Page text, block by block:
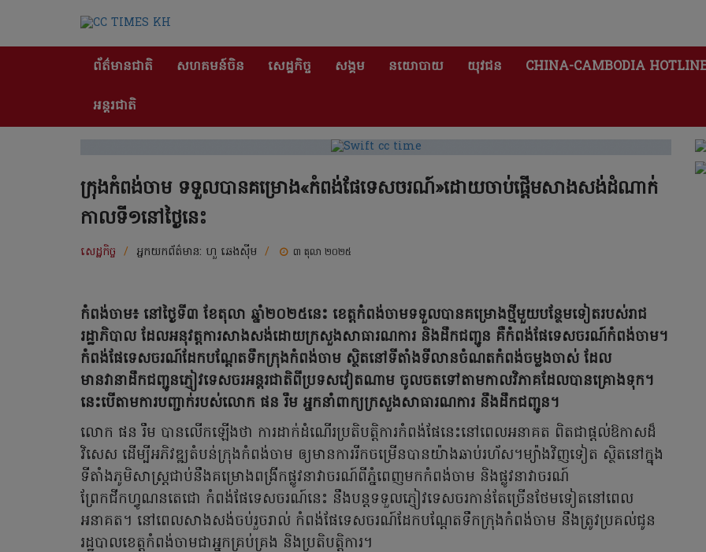
ព័ត៌មានជាតិ សហគមន៍ចិន សេដ្ឋកិច្ច សង្គម នយោបាយ យុវជន CHINA-CAMBODIA
អន្តរជាតិ
ក្រុងកំពង់ចាម ទទួលបានគម្រោង«កំពង់ផែទេសចរណ៍»ដោយចាប់ផ្តើមសាងសង់ដំណាក់
កាលទី១នៅថ្ងៃនេះ
សេដ្ឋកិច្ច / អ្នកយកព័ត៌មាន: ហួ ឆេងស៊ីម / ៣ តុលា ២០២៥
កំពង់ចាម៖ នៅថ្ងៃទី៣ ខែតុលា ឆ្នាំ២០២៥នេះ ខេត្តកំពង់ចាមទទួលបានគម្រោងថ្មីមួយបន្ថែមទៀតរបស់រាជ
រដ្ឋាភិបាល ដែលអនុវត្តការសាងសង់ដោយក្រសួងសាធារណការ និងដឹកជញ្ជូន គឺកំពង់ផែទេសចរណ៍កំពង់ចាម។
កំពង់ផែទេសចរណ៍ដែកបណ្តែតទឹកក្រុងកំពង់ចាម ស្ថិតនៅទីតាំងទីលានចំណតកំពង់ចម្លងចាស់ ដែល
មានវានាដឹកជញ្ជូនភ្ញៀវទេសចរអន្តរជាតិពីប្រទសវៀតណាម ចូលចតទៅតាមកាលវិភាគដែលបានគ្រោងទុក។
នេះបើតាមការបញ្ជាក់របស់លោក ផន រឹម អ្នកនាំពាក្យក្រសួងសាធារណការ នឹងដឹកជញ្ជូន។
លោក ផន រឹម បានលើកឡើងថា ការដាក់ដំណើរប្រតិបត្តិការកំពង់ផែនេះនៅពេលអនាគត ពិតជាផ្តល់ឱកាសដ៏
វិសេស ដើម្បីអភិវឌ្ឍតំបន់ក្រុងកំពង់ចាម ឲ្យមានការរីកចម្រើនបានយ៉ាងឆាប់រហ័ស។ម្យ៉ាងវិញទៀត ស្ថិតនៅក្នុង
ទីតាំងភូមិសាស្ត្រជាប់នឹងគម្រោងពង្រីកផ្លូវនាវាចរណ៍ពីភ្នំពេញមកកំពង់ចាម និងផ្លូវនាវាចរណ៍
ព្រែកជីកហ្វូណនតេជោ កំពង់ផែទេសចរណ៍នេះ នឹងបន្តទទួលភ្ញៀវទេសចរកាន់តែច្រើនថែមទៀតនៅពេល
អនាគត។ នៅពេលសាងសង់ចប់រួចរាល់ កំពង់ផែទេសចរណ៍ដែកបណ្តែតទឹកក្រុងកំពង់ចាម នឹងត្រូវប្រគល់ជូន
រដ្ឋបាលខេត្តកំពង់ចាមជាអ្នកគ្រប់គ្រង និងប្រតិបត្តិការ។